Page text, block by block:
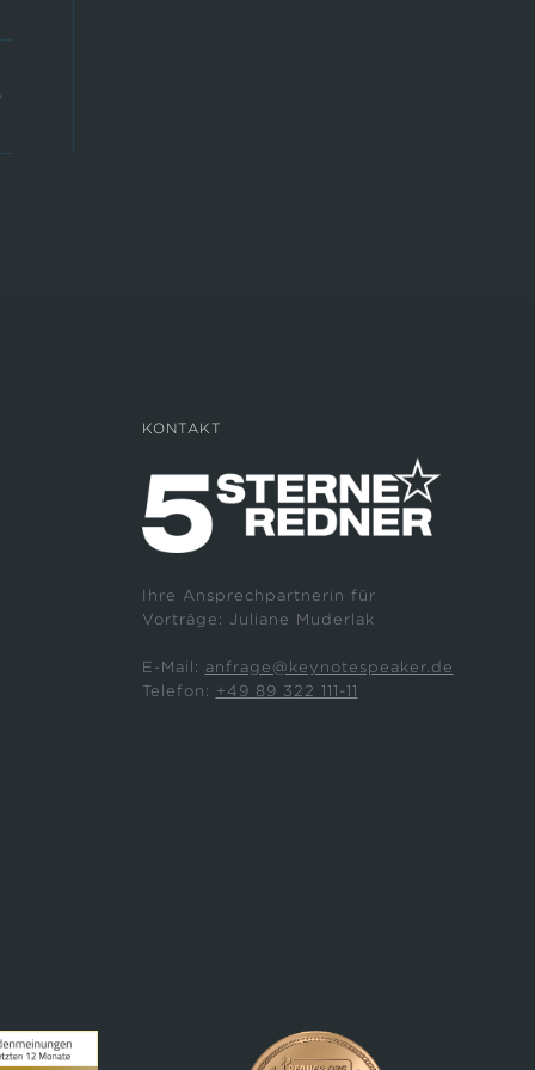
KONTAKT
Ihre Ansprechpartnerin für
Vorträge: Juliane Muderlak
E-Mail: anfrage@keynotespeaker.de
Telefon: +49 89 322 111-11